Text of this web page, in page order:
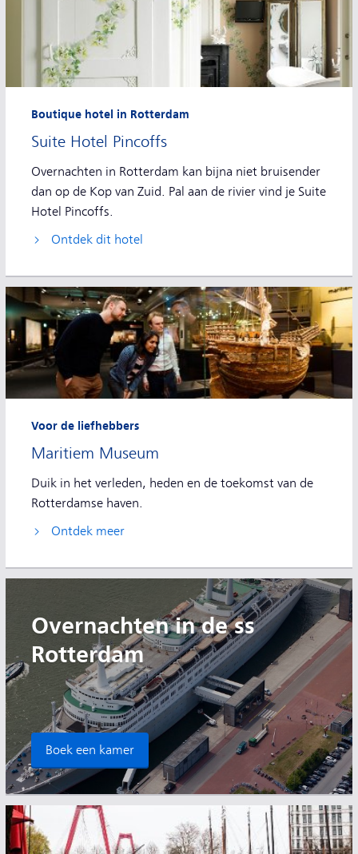
Suite Hotel Pincoffs
Boutique hotel in Rotterdam
Overnachten in Rotterdam kan bijna niet bruisender
dan op de Kop van Zuid. Pal aan de rivier vind je Suite
Hotel Pincoffs.
Ontdek dit hotel
Maritiem Museum
Voor de liefhebbers
Duik in het verleden, heden en de toekomst van de
Rotterdamse haven.
Ontdek meer
Overnachten in de ss
Rotterdam
Boek een kamer